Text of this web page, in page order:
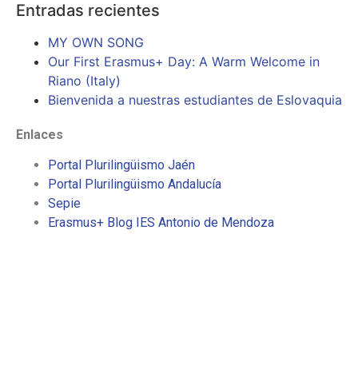
Entradas recientes
MY OWN SONG
Our First Erasmus+ Day: A Warm Welcome in
Riano (Italy)
Bienvenida a nuestras estudiantes de Eslovaquia
Enlaces
Portal Plurilingüismo Jaén
Portal Plurilingüismo Andalucía
Sepie
Erasmus+ Blog IES Antonio de Mendoza